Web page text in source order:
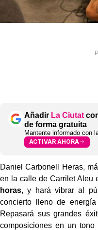
Añadir La Ciutat
de forma gratuita
Mantente informado con
ACTIVAR AHORA
Daniel Carbonell Heras,
en la calle de Carrilet Aleu
horas, y hará vibrar al
concierto lleno de
Repasará sus grandes
composiciones en un